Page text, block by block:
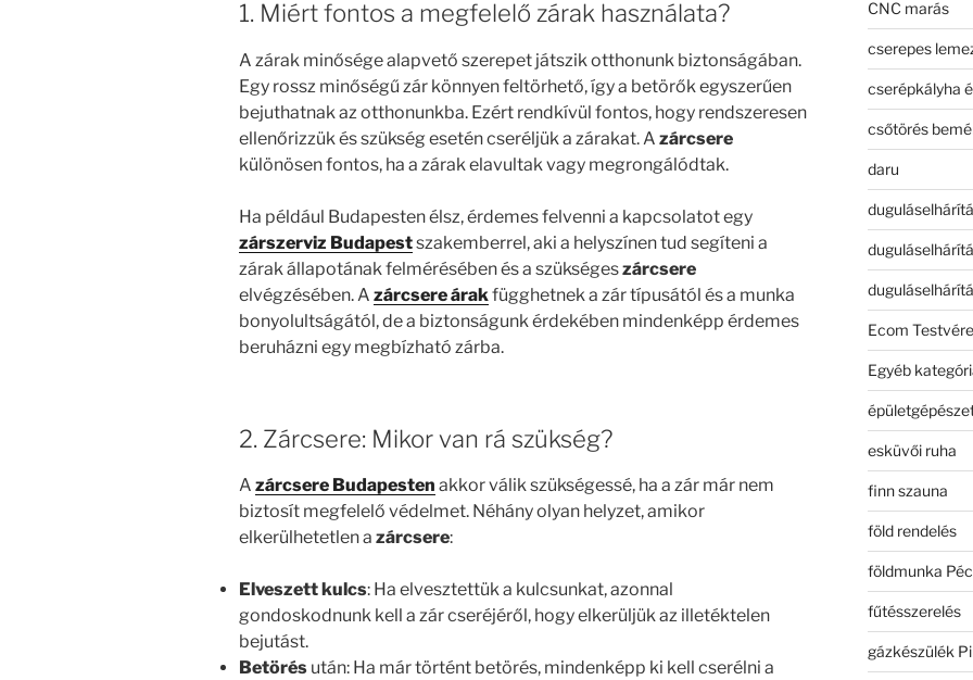
1. Miért fontos a megfelelő zárak használata?
A zárak minősége alapvető szerepet játszik otthonunk biztonságában.
Egy rossz minőségű zár könnyen feltörhető, így a betörők egyszerűen
bejuthatnak az otthonunkba. Ezért rendkívül fontos, hogy rendszeresen
ellenőrizzük és szükség esetén cseréljük a zárakat. A zárcsere
különösen fontos, ha a zárak elavultak vagy megrongálódtak.
Ha például Budapesten élsz, érdemes felvenni a kapcsolatot egy
zárszerviz Budapestszakemberrel, aki a helyszínen tud segíteni a
zárak állapotának felmérésében és a szükségeszárcsere
elvégzésében. A zárcsere árak függhetnek a zár típusától és a munka
bonyolultságától, de a biztonságunk érdekében mindenképp érdemes
beruházni egy megbízható zárba.
2. Zárcsere: Mikor van rá szükség?
A zárcsere Budapesten akkor válik szükségessé, ha a zár már nem
biztosít megfelelő védelmet. Néhány olyan helyzet, amikor
elkerülhetetlen a zárcsere:
Elveszett kulcs: Ha elvesztettük a kulcsunkat, azonnal
gondoskodnunk kell a zár cseréjéről, hogy elkerüljük az illetéktelen
bejutást.
Betörés után: Ha már történt betörés, mindenképp ki kell cserélni a
CNC marás
cserepes
cserépkályha
csőtörés
daru
Ecom
Egyéb
esküvői ruha
finn szauna
föld rendelés
földmunka
fűtésszerelés
gázkészülék